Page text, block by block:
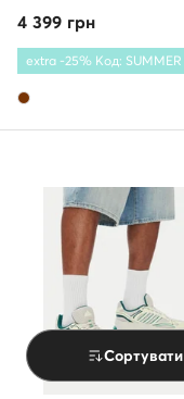
Сортувати
4 399 грн
extra -25% Код: SUMMER